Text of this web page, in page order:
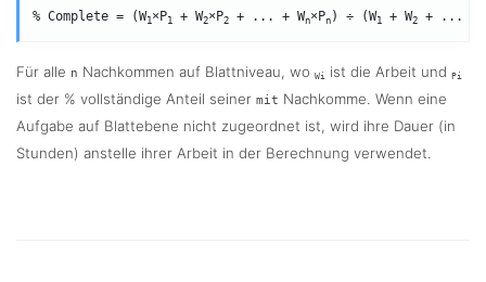
% Complete = (W1 ×P1 + W2×P2 + ... + Wn×Pn ) ÷ (W1 + W2 + ... +
Für alle n Nachkommen auf Blattniveau, wo Wi ist die Arbeit und Pi
ist der % vollständige Anteil seiner mit Nachkomme. Wenn eine
Aufgabe auf Blattebene nicht zugeordnet ist, wird ihre Dauer (in
Stunden) anstelle ihrer Arbeit in der Berechnung verwendet.